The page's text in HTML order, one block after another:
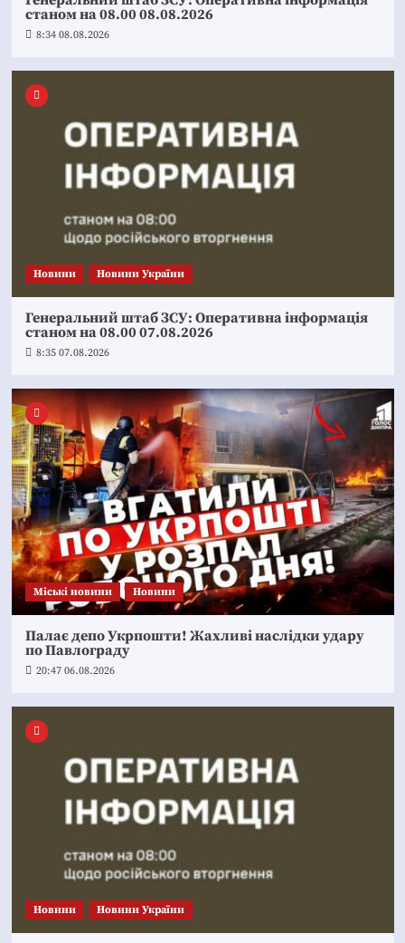
станом на 08.00 08.08.2026
8:34 08.08.2026
Новини Новини України
Генеральний штаб ЗСУ: Оперативна інформація
станом на 08.00 07.08.2026
8:35 07.08.2026
Mіські новини Новини
Палає депо Укрпошти! Жахливі наслідки удару
по Павлограду
20:47 06.08.2026
Новини Новини України